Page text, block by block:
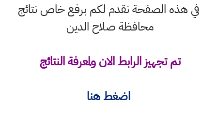
في هذه الصفحة نقدم لكم برفع خاص نتائج
محافظة صلاح الدين
تم تجهيز الرابط الان ولمعرفة النتائج
اضغط هنا